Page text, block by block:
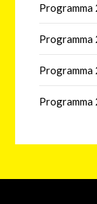
Programma
Programma
Programma
Programma